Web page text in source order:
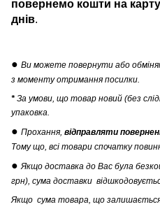
повернемо кошти на
днів.
● Ви можете повернути або
з моменту отримання посилки.
* За умови, що товар новий (без
упаковка.
● Прохання, відправляти
Тому що, всі товари спочатку
● Якщо доставка до Вас була
грн), сума доставки
Якщо сума товара, що залишається